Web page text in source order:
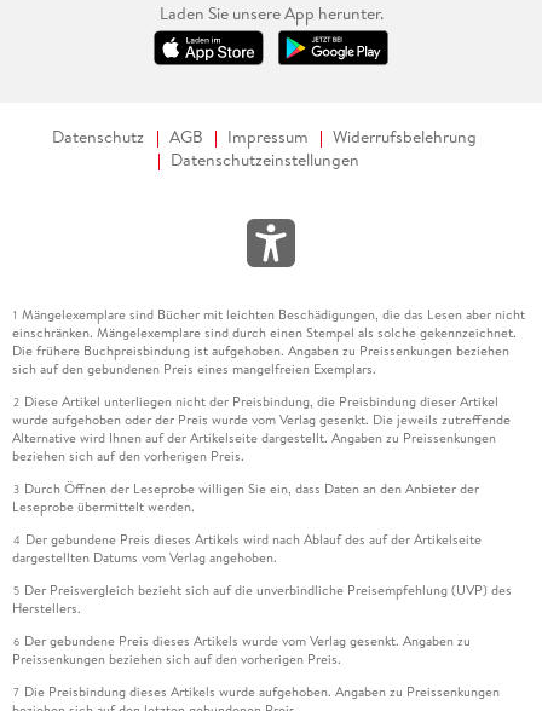
Laden Sie unsere App herunter.
Datenschutz AGB Impressum
Widerrufsbelehrung
Datenschutzeinstellungen
1 Mängelexemplare sind Bücher mit leichten Beschädigungen, die das Lesen aber nicht
einschränken. Mängelexemplare sind durch einen Stempel als solche gekennzeichnet.
Die frühere Buchpreisbindung ist aufgehoben. Angaben zu Preissenkungen beziehen
sich auf den gebundenen Preis eines mangelfreien Exemplars.
2 Diese Artikel unterliegen nicht der Preisbindung, die Preisbindung dieser Artikel
wurde aufgehoben oder der Preis wurde vom Verlag gesenkt. Die jeweils zutreffende
Alternative wird Ihnen auf der Artikelseite dargestellt. Angaben zu Preissenkungen
beziehen sich auf den vorherigen Preis.
3 Durch Öffnen der Leseprobe willigen Sie ein, dass Daten an den Anbieter der
Leseprobe übermittelt werden.
4 Der gebundene Preis dieses Artikels wird nach Ablauf des auf der Artikelseite
dargestellten Datums vom Verlag angehoben.
5 Der Preisvergleich bezieht sich auf die unverbindliche Preisempfehlung (UVP) des
Herstellers.
6 Der gebundene Preis dieses Artikels wurde vom Verlag gesenkt. Angaben zu
Preissenkungen beziehen sich auf den vorherigen Preis.
7 Die Preisbindung dieses Artikels wurde aufgehoben. Angaben zu Preissenkungen